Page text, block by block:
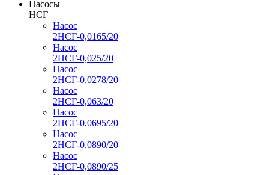
Насосы
НСГ
Насос
2НСГ-0,0165/20
Насос
2НСГ-0,025/20
Насос
2НСГ-0,0278/20
Насос
2НСГ-0,063/20
Насос
2НСГ-0,0695/20
Насос
2НСГ-0,0890/20
Насос
2НСГ-0,0890/25